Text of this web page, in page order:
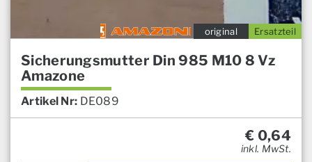
Ersatzteil
original
Sicherungsmutter Din 985 M10 8 Vz
Amazone
Artikel Nr: DE089
€ 0,64
inkl. MwSt.